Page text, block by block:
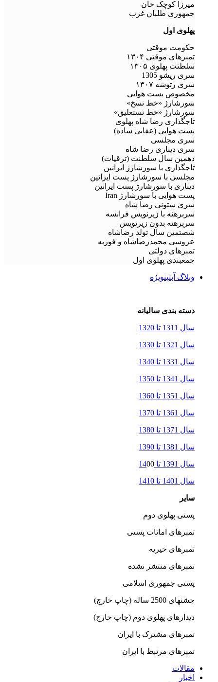
میرزا کوچک خان
جمهوری طلبان غرب
پهلوی اول
حکومت موقتی
تمبرهای موقتی ۱۳۰۴
سلطنت پهلوی ۱۳۰۵
سری ریشو 1305
سری رتوشه ۱۳۰۷
مخصوص پست هوایی
سورشارژ «خط نسخ»
سورشارژ «خط نستعلیق»
تاجگذاری رضا شاه پهلوی
پست هوایی (عقابی ساده)
سری مجلسی
سری دیناری رضا شاه
دهمین سال سلطنت (ترقیات)
تاجگذاری با سورشارژ ایرانین
مجلسی با سورشارژ پست ایرانین
دیناری با سورشارژ پست ایرانین
پست هوایی با سورشارژ Iran
سری ستونی رضا شاه
سربرهنه با زیرنویس فرانسه
سربرهنه بدون زیرنویس
شصتمین سال تولد رضاشاه
عروسی محمدرضاشاه و فوزیه
تمبرهای دولتی
جمعبندی پهلوی اول
وبلاگ آبتینویژه
دسته بندی سالیانه
سال 1311 تا 1320
سال 1321 تا 1330
سال 1331 تا 1340
سال 1341 تا 1350
سال 1351 تا 1360
سال 1361 تا 1370
سال 1371 تا 1380
سال 1381 تا 1390
سال 1391 تا 14 00
سال 1401 تا 1410
سایر
پستی پهلوی دوم
تمبرهای امانات پستی
تمبرهای خیریه
تمبرهای منتشر نشده
پستی جمهوری اسلامی
جشنهای 2500 ساله (چاپ خارج)
دیدارهای پهلوی دوم (چاپ خارج)
تمبرهای مشترک با ایران
تمبرهای مرتبط با ایران
مقالات
اخبار